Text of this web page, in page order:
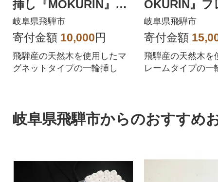
挿し『MOKURIN』マ
グネットタイプ 2個セ
ット(各1種)
岐阜県飛騨市
寄付金額 10,000円
飛騨産の天然木を使用したマ
グネットタイプの一輪挿し
OKURIN』フ
イプ 朴(ホオ)
岐阜県飛騨市
寄付金額
飛騨産の天然木を
レームタイプの一
岐阜県飛騨市からのおすすめ